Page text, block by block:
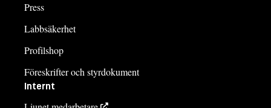
Press
Labbsäkerhet
Profilshop
Föreskrifter och styrdokument
Internt